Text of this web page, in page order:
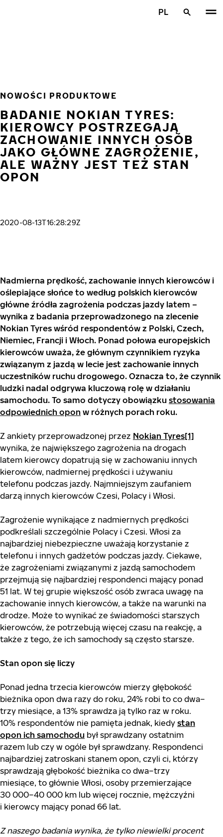
PL
NOWOŚCI PRODUKTOWE
BADANIE NOKIAN TYRES:
KIEROWCY POSTRZEGAJĄ
ZACHOWANIE INNYCH OSÓB
JAKO GŁÓWNE ZAGROŻENIE,
ALE WAŻNY JEST TEŻ STAN
OPON
2020-08-13T16:28:29Z
Nadmierna prędkość, zachowanie innych kierowców i
oślepiające słońce to według polskich kierowców
główne źródła zagrożenia podczas jazdy latem –
wynika z badania przeprowadzonego na zlecenie
Nokian Tyres wśród respondentów z Polski, Czech,
Niemiec, Francji i Włoch. Ponad połowa europejskich
kierowców uważa, że głównym czynnikiem ryzyka
związanym z jazdą w lecie jest zachowanie innych
uczestników ruchu drogowego. Oznacza to, że czynnik
ludzki nadal odgrywa kluczową rolę w działaniu
samochodu. To samo dotyczy obowiązku stosowania
odpowiednich opon w różnych porach roku.
Z ankiety przeprowadzonej przez Nokian Tyres[1]
wynika, że największego zagrożenia na drogach
latem kierowcy dopatrują się w zachowaniu innych
kierowców, nadmiernej prędkości i używaniu
telefonu podczas jazdy. Najmniejszym zaufaniem
darzą innych kierowców Czesi, Polacy i Włosi.
Zagrożenie wynikające z nadmiernych prędkości
podkreślali szczególnie Polacy i Czesi. Włosi za
najbardziej niebezpieczne uważają korzystanie z
telefonu i innych gadżetów podczas jazdy. Ciekawe,
że zagrożeniami związanymi z jazdą samochodem
przejmują się najbardziej respondenci mający ponad
51 lat. W tej grupie większość osób zwraca uwagę na
zachowanie innych kierowców, a także na warunki na
drodze. Może to wynikać ze świadomości starszych
kierowców, że potrzebują więcej czasu na reakcję, a
także z tego, że ich samochody są często starsze.
Stan opon się liczy
Ponad jedna trzecia kierowców mierzy głębokość
bieżnika opon dwa razy do roku, 24% robi to co dwa–
trzy miesiące, a 13% sprawdza ją tylko raz w roku.
10% respondentów nie pamięta jednak, kiedy stan
opon ich samochodu był sprawdzany ostatnim
razem lub czy w ogóle był sprawdzany. Respondenci
najbardziej zatroskani stanem opon, czyli ci, którzy
sprawdzają głębokość bieżnika co dwa–trzy
miesiące, to głównie Włosi, osoby przemierzające
30 000–40 000 km lub więcej rocznie, mężczyźni
i kierowcy mający ponad 66 lat.
Z naszego badania wynika, że tylko niewielki procent